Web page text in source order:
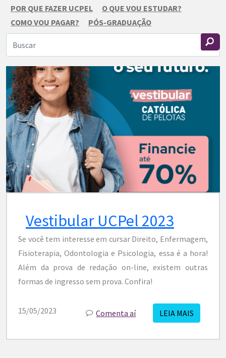
POR QUE FAZER UCPEL
O QUE VOU ESTUDAR?
COMO VOU PAGAR?
PÓS-GRADUAÇÃO
Vestibular UCPel 2023
Se você tem interesse em cursar Direito, Enfermagem,
Fisioterapia, Odontologia e Psicologia, essa é a hora!
Além da prova de redação on-line, existem outras
formas de ingresso sem prova. Confira!
15/05/2023 Comenta aí LEIA MAIS